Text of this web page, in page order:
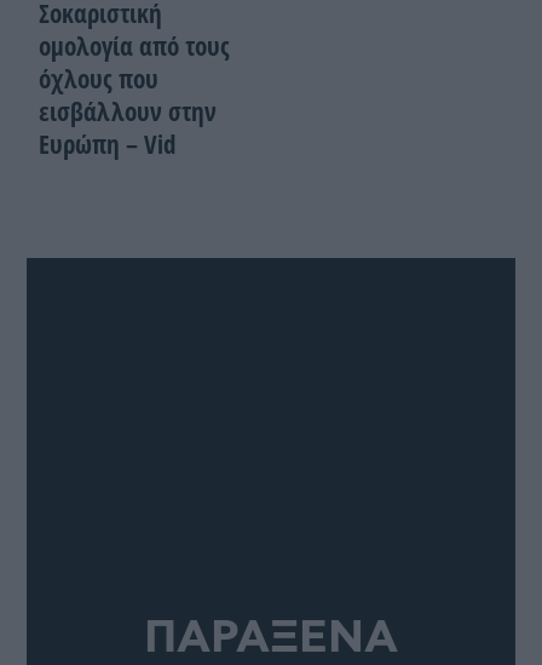
Σοκαριστική
ομολογία από τους
όχλους που
εισβάλλουν στην
Ευρώπη – Vid
ΠΑΡΑΞΕΝΑ